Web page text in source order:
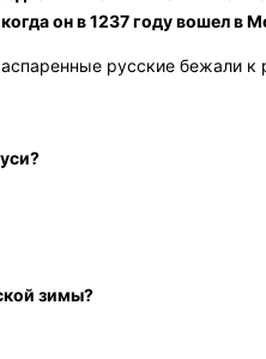
он в 1237 году вошел в
русские бежали
зимы?